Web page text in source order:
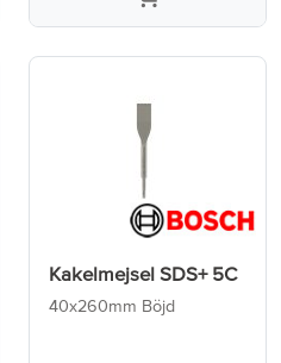
Kakelmejsel SDS+ 5C
40x260mm Böjd